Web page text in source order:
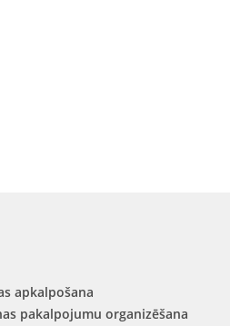
apkalpošana
pakalpojumu organizēšana